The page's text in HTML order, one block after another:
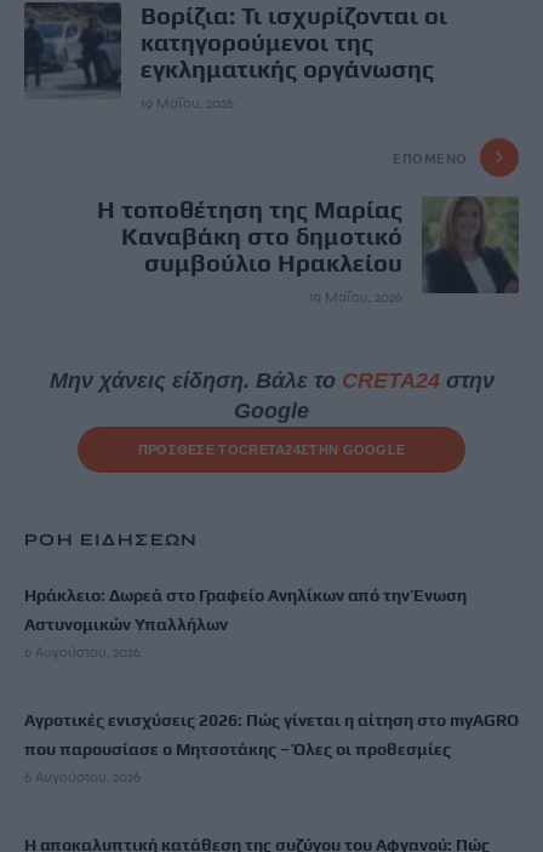
Βορίζια: Τι ισχυρίζονται οι
κατηγορούμενοι της
εγκληματικής οργάνωσης
19 Μαΐου, 2026
ΕΠΌΜΕΝΟ
Η τοποθέτηση της Μαρίας
Καναβάκη στο δημοτικό
συμβούλιο Ηρακλείου
19 Μαΐου, 2026
Μην χάνεις είδηση. Βάλε το CRETA24στην
Google
ΠΡΟΣΘΕΣΕ ΤΟCRETA24ΣΤΗΝ GOOGLE
ΡΟΗ ΕΙΔΗΣΕΩΝ
Ηράκλειο: Δωρεά στο Γραφείο Ανηλίκων από την Ένωση
Αστυνομικών Υπαλλήλων
6 Αυγούστου, 2026
Αγροτικές ενισχύσεις 2026: Πώς γίνεται η αίτηση στο myAGRO
που παρουσίασε ο Μητσοτάκης – Όλες οι προθεσμίες
6 Αυγούστου, 2026
Η αποκαλυπτική κατάθεση της συζύγου του Αφγανού: Πώς